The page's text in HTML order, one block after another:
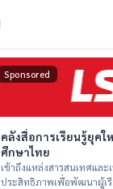
Sponsored
คลังสื่อการเรียนรู้ยุคใ
ศึกษาไทย
เข้าถึงแหล่งสารสนเทศแล
ประสิทธิภาพเพื่อพัฒนาผู้เ